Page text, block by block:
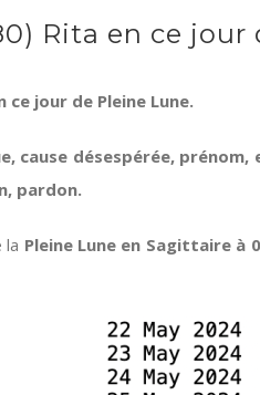
Rita en ce
ce jour de Pleine Lune.
cause désespérée,
pardon.
Pleine Lune en Sagittaire à